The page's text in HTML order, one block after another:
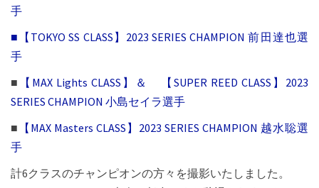
オ
手
■【TOKYO SS CLASS】2023 SERIES CHAMPION 前田達也選
手
■
【MAX Lights CLASS】＆ 【SUPER REED CLASS】2023
SERIES CHAMPION 小島セイラ選手
■ 【MAX Masters CLASS】2023 SERIES CHAMPION 越水聡選
手
計6クラスのチャンピオンの方々を撮影いたしました。